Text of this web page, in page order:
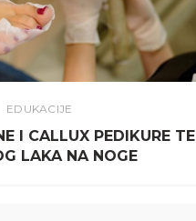
EDUKACIJE
I CALLUX PEDIKURE TE
LAKA NA NOGE